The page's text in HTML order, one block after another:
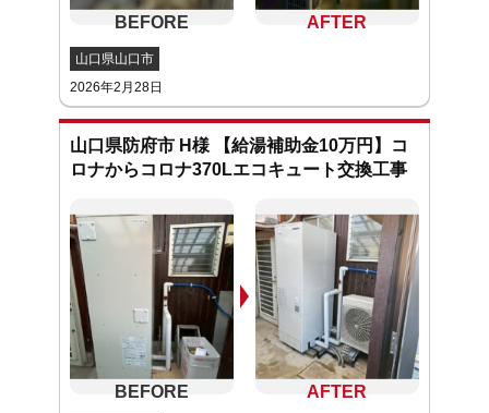
山口県山口市
2026年2月28日
山口県防府市 H様 【給湯補助金10万円】コ
ロナからコロナ370Lエコキュート交換工事